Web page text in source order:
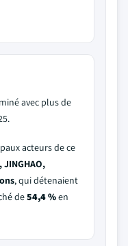
avec plus de
acteurs de ce
JINGHAO,
, qui détenaient
de54,4 %en